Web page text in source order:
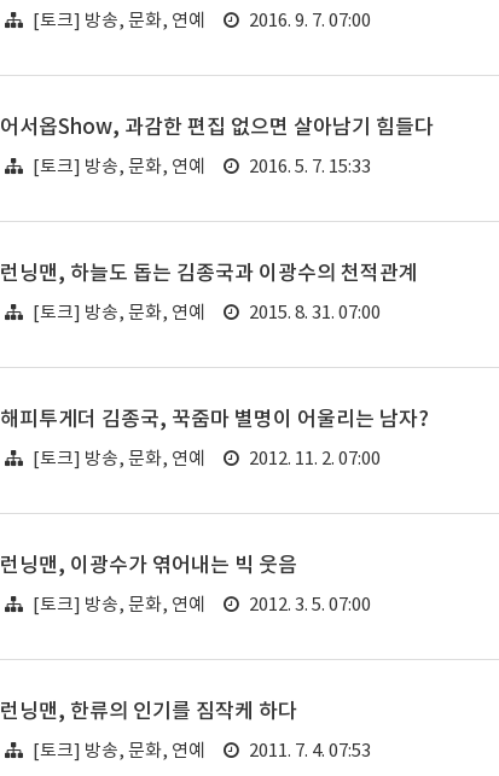
[토크] 방송, 문화, 연예 2016. 9. 7. 07:00
어서옵Show, 과감한 편집 없으면 살아남기 힘들다
[토크] 방송, 문화, 연예 2016. 5. 7. 15:33
런닝맨, 하늘도 돕는 김종국과 이광수의 천적관계
[토크] 방송, 문화, 연예 2015. 8. 31. 07:00
해피투게더 김종국, 꾹줌마 별명이 어울리는 남자?
[토크] 방송, 문화, 연예 2012. 11. 2. 07:00
런닝맨, 이광수가 엮어내는 빅 웃음
[토크] 방송, 문화, 연예 2012. 3. 5. 07:00
런닝맨, 한류의 인기를 짐작케 하다
[토크] 방송, 문화, 연예 2011. 7. 4. 07:53